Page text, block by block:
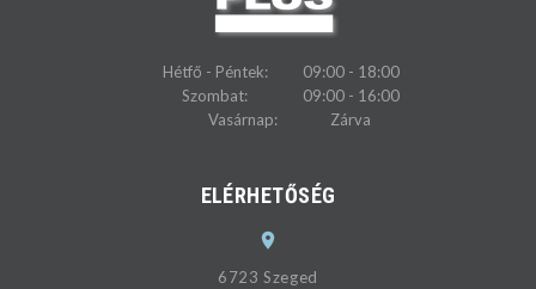
Hétfő - Péntek:
09:00 - 18:00
Szombat:
09:00 - 16:00
Vasárnap:
Zárva
ELÉRHETŐSÉG
6723 Szeged